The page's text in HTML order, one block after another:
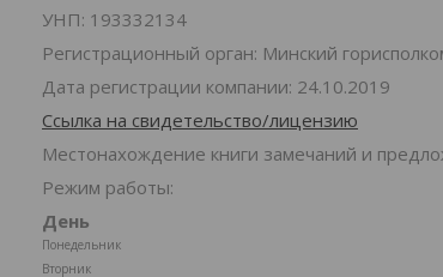
УНП: 193332134
Регистрационный орган: Минский
Дата регистрации компании: 24.10.2019
Ссылка на свидетельство/лицензию
Местонахождение книги замечаний и
Режим работы:
День
Понедельник
Вторник